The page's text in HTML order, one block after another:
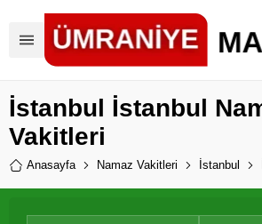
İstanbul İstanbul
Vakitleri
Anasayfa Namaz Vakitleri İstanbul